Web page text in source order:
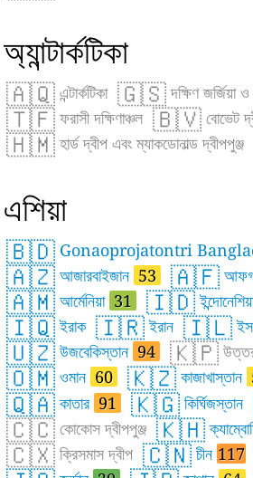
অ্যান্টার্কটিকা
🇦🇶 এন্টার্কটিকা 🇬🇸দক্ষিণ জর্জিয়া
🇹🇫 ফরাসী দক্ষিণাঞ্চল 🇧🇻 বোভেট
🇭🇲 হার্ড দ্বীপ এবং ম্যাকডোনাল্ড দ্বীপপুঞ্জ
এশিয়া
🇧🇩 Gonaoprojatontri
🇦🇿 আজারবাইজান 53 🇦🇫
🇦🇲 আর্মেনিয়া 31 🇮🇩
🇮🇶ইরাক 🇮🇷ইরান 🇮🇱
🇺🇿 উজবেকিস্তান 94 🇰🇵
🇴🇲 ওমান 60 🇰🇿 কাজাখাস্তান
🇶🇦 কাতার 91 🇰🇬 কির্ঘিজস্তান
🇨🇨 কোকোস দ্বীপপুঞ্জ 🇰🇭
🇨🇽 ক্রিসমাস দ্বীপ 🇨🇳 চীন 117